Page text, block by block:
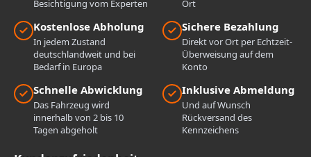
Besichtigung vom Experten
Ort
Kostenlose Abholung
In jedem Zustand
deutschlandweit und bei
Bedarf in Europa
Sichere Bezahlung
Direkt vor Ort per Echtzeit-
Überweisung auf dem
Konto
Schnelle Abwicklung
Das Fahrzeug wird
innerhalb von 2 bis 10
Tagen abgeholt
Inklusive Abmeldung
Und auf Wunsch
Rückversand des
Kennzeichens